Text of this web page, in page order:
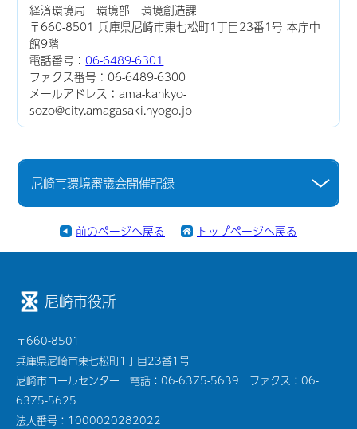
経済環境局 環境部 環境創造課
〒660-8501 兵庫県尼崎市東七松町1丁目23番1号 本庁中
館9階
電話番号：06-6489-6301
ファクス番号：06-6489-6300
メールアドレス：ama-kankyo-
sozo@city.amagasaki.hyogo.jp
尼崎市環境審議会開催記録
前のページへ戻る トップページへ戻る
尼崎市役所
〒660-8501
兵庫県尼崎市東七松町1丁目23番1号
尼崎市コールセンター 電話：06-6375-5639 ファクス：06-
6375-5625
法人番号：1000020282022